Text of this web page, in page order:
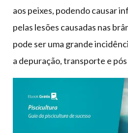
aos peixes, podendo causar
pelas lesões causadas nas
pode ser uma grande
a depuração, transporte e